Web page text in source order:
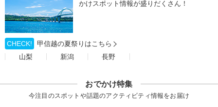
かけスポット情報が盛りだくさん！
CHECK!
甲信越の夏祭りはこちら
山梨
新潟 長野
おでかけ特集
今注目のスポットや話題のアクティビティ情報をお届け